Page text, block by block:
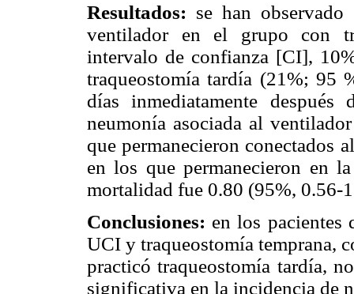
Resultados: se han
ventilador en el grupo con
intervalo de confianza [CI],
traqueostomía tardía (21%; 95
días inmediatamente
neumonía asociada al
que permanecieron conectados
en los que permanecieron en
mortalidad fue 0.80 (95%, 0.56-
Conclusiones: en los pacientes
UCI y traqueostomía temprana,
practicó traqueostomía tardía,
significativa en la incidencia de